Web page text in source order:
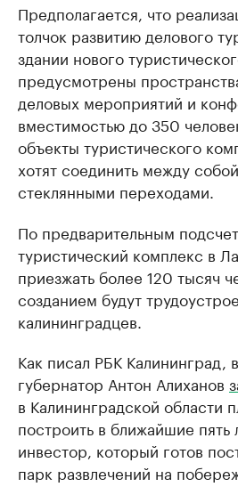
Предполагается, что
толчок развитию делового
здании нового
предусмотрены
деловых мероприятий и
вместимостью до 350
объекты туристического
хотят соединить между
стеклянными переходами.
По предварительным
туристический комплекс в
приезжать более 120 тысяч
созданием будут
калининградцев.
Как писал РБК Калининград,
губернатор Антон Алиханов
в Калининградской области
построить в ближайшие пять
инвестор, который готов
парк развлечений на